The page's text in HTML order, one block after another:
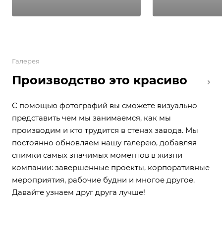
Галерея
Производство это красиво
С помощью фотографий вы сможете визуально
представить чем мы занимаемся, как мы
производим и кто трудится в стенах завода. Мы
постоянно обновляем нашу галерею, добавляя
снимки самых значимых моментов в жизни
компании: завершенные проекты, корпоративные
мероприятия, рабочие будни и многое другое.
Давайте узнаем друг друга лучше!